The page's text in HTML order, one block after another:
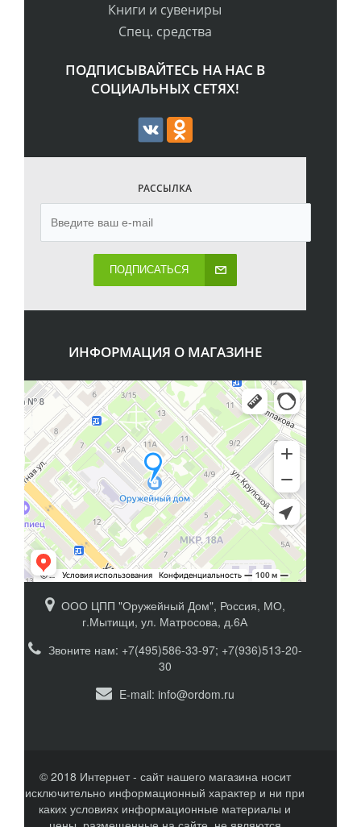
Книги и сувениры
Спец. средства
ПОДПИСЫВАЙТЕСЬ НА НАС В
СОЦИАЛЬНЫХ СЕТЯХ!
РАССЫЛКА
ПОДПИСАТЬСЯ
ИНФОРМАЦИЯ О МАГАЗИНЕ
ООО ЦПП "Оружейный Дом", Россия, МО,
г.Мытищи, ул. Матросова, д.6А
Звоните нам: +7(495)586-33-97; +7(936)513-20-
30
E-mail: info@ordom.ru
© 2018 Интернет - сайт нашего магазина носит
исключительно информационный характер и ни при
каких условиях информационные материалы и